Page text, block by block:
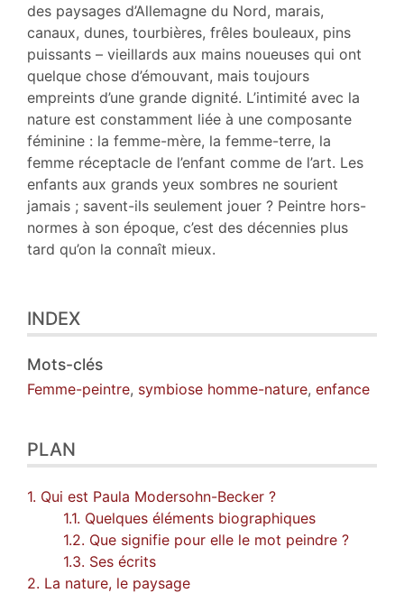
des paysages d’Allemagne du Nord, marais,
canaux, dunes, tourbières, frêles bouleaux, pins
puissants – vieillards aux mains noueuses qui ont
quelque chose d’émouvant, mais toujours
empreints d’une grande dignité. L’intimité avec la
nature est constamment liée à une composante
féminine : la femme-mère, la femme-terre, la
femme réceptacle de l’enfant comme de l’art. Les
enfants aux grands yeux sombres ne sourient
jamais ; savent-ils seulement jouer ? Peintre hors-
normes à son époque, c’est des décennies plus
tard qu’on la connaît mieux.
INDEX
Mots-clés
Femme-peintre, symbiose homme-nature, enfance
PLAN
1. Qui est Paula Modersohn-Becker ?
1.1. Quelques éléments biographiques
1.2. Que signifie pour elle le mot peindre ?
1.3. Ses écrits
2. La nature, le paysage